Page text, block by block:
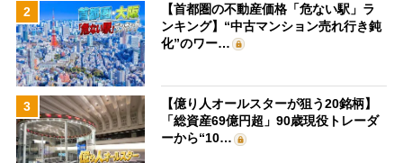
2
【首都圏の不動産価格「危ない駅」ラ
ンキング】“中古マンション売れ行き鈍
化”のワー…
3
【億り人オールスターが狙う20銘柄】
「総資産69億円超」90歳現役トレーダ
ーから“10…